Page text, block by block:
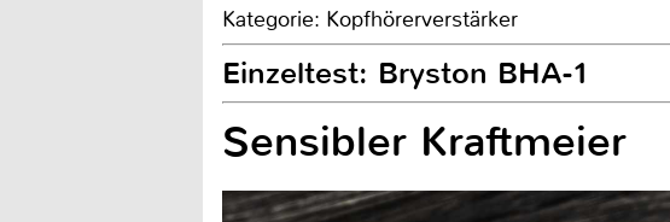
Kategorie: Kopfhörerverstärker
Einzeltest: Bryston BHA-1
Sensibler Kraftmeier